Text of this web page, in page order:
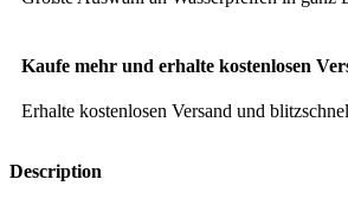
Kaufe mehr und erhalte kostenlosen
Erhalte kostenlosen Versand und
Description